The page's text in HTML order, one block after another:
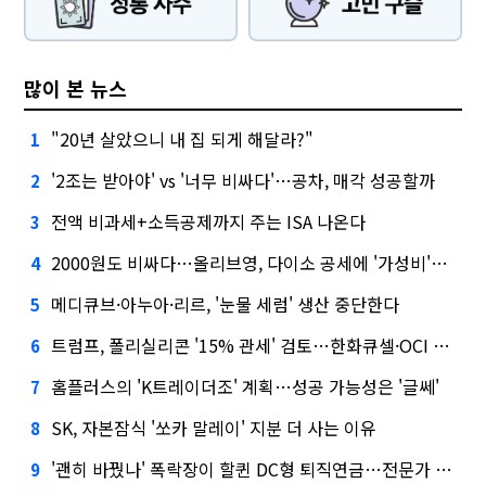
많이 본 뉴스
1 "20년 살았으니 내 집 되게 해달라?"
2 '2조는 받아야' vs '너무 비싸다'…공차, 매각 성공할까
3 전액 비과세+소득공제까지 주는 ISA 나온다
4 2000원도 비싸다…올리브영, 다이소 공세에 '가성비'로 맞불
5 메디큐브·아누아·리르, '눈물 세럼' 생산 중단한다
6 트럼프, 폴리실리콘 '15% 관세' 검토…한화큐셀·OCI 영향은?
7 홈플러스의 'K트레이더조' 계획…성공 가능성은 '글쎄'
8 SK, 자본잠식 '쏘카 말레이' 지분 더 사는 이유
9 '괜히 바꿨나' 폭락장이 할퀸 DC형 퇴직연금…전문가 조언은